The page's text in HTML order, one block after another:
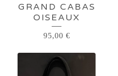
GRAND CABAS
OISEAUX
95,00 €